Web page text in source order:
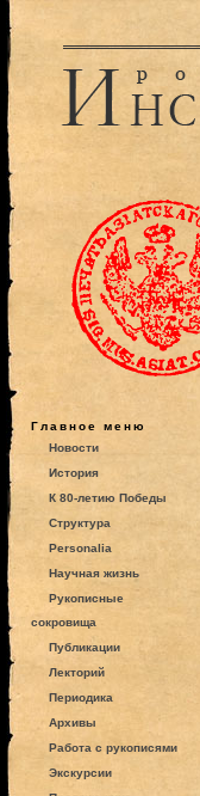
Главное меню
Новости
История
К 80-летию Победы
Структура
Personalia
Научная жизнь
Рукописные
сокровища
Публикации
Лекторий
Периодика
Архивы
Работа с рукописями
Экскурсии